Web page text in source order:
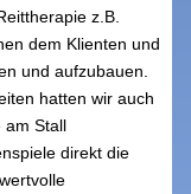
z.B.
dem Klienten und
und aufzubauen.
hatten wir auch
am Stall
direkt die